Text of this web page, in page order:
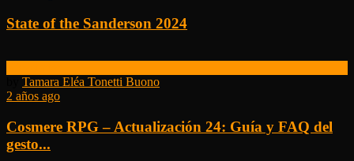
State of the Sanderson 2024
Tamara Eléa Tonetti Buono
2 años ago
Cosmere RPG – Actualización 24: Guía y FAQ del
gesto...